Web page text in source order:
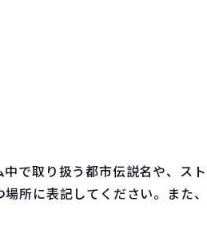
で取り扱う都市伝説名や、
所に表記してください。また